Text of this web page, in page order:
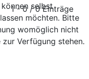
1 - 0 / 0 Einträge
selbst
möchten. Bitte
womöglich nicht
Verfügung stehen.